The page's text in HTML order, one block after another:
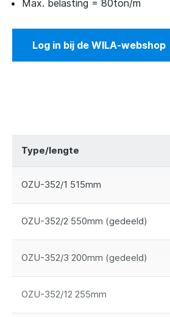
Max. belasting = 80ton/m
Log in bij de WILA-webshop
Type/lengte
OZU-352/1 515mm
OZU-352/2 550mm (gedeeld)
OZU-352/3 200mm (gedeeld)
OZU-352/12 255mm